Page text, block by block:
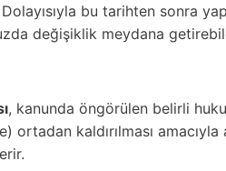
Dolayısıyla bu tarihten sonra
değişiklik meydana
, kanunda öngörülen belirli
ortadan kaldırılması